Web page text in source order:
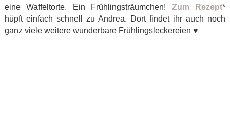
eine Waffeltorte. Ein Frühlingsträumchen! Zum Rezept*
hüpft einfach schnell zu Andrea. Dort findet ihr auch noch
ganz viele weitere wunderbare Frühlingsleckereien ♥